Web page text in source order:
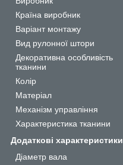
Країна виробник
Варіант монтажу
Вид рулонної штори
Декоративна особливість
тканини
Колір
Матеріал
Механізм управління
Характеристика тканини
Додаткові характеристики
Діаметр вала